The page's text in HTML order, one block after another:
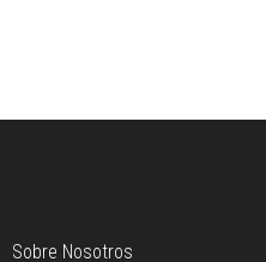
Sobre Nosotros